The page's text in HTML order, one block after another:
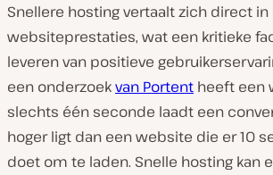
Snellere hosting vertaalt zich direct
websiteprestaties, wat een kritieke
leveren van positieve
een onderzoekvan Portent heeft een
slechts één seconde laadt een
hoger ligt dan een website die er 10
doet om te laden. Snelle hosting kan